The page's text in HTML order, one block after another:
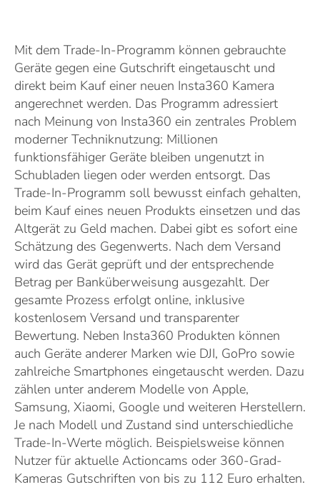
Mit dem Trade-In-Programm können gebrauchte
Geräte gegen eine Gutschrift eingetauscht und
direkt beim Kauf einer neuen Insta360 Kamera
angerechnet werden. Das Programm adressiert
nach Meinung von Insta360 ein zentrales Problem
moderner Techniknutzung: Millionen
funktionsfähiger Geräte bleiben ungenutzt in
Schubladen liegen oder werden entsorgt. Das
Trade-In-Programm soll bewusst einfach gehalten,
beim Kauf eines neuen Produkts einsetzen und das
Altgerät zu Geld machen. Dabei gibt es sofort eine
Schätzung des Gegenwerts. Nach dem Versand
wird das Gerät geprüft und der entsprechende
Betrag per Banküberweisung ausgezahlt. Der
gesamte Prozess erfolgt online, inklusive
kostenlosem Versand und transparenter
Bewertung. Neben Insta360 Produkten können
auch Geräte anderer Marken wie DJI, GoPro sowie
zahlreiche Smartphones eingetauscht werden. Dazu
zählen unter anderem Modelle von Apple,
Samsung, Xiaomi, Google und weiteren Herstellern.
Je nach Modell und Zustand sind unterschiedliche
Trade-In-Werte möglich. Beispielsweise können
Nutzer für aktuelle Actioncams oder 360-Grad-
Kameras Gutschriften von bis zu 112 Euro erhalten.